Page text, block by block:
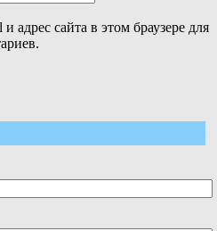
адрес сайта в этом браузере для